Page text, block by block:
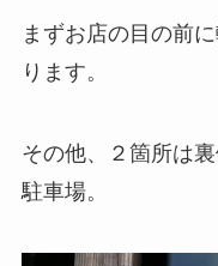
まずお店の目の前
ります。
その他、２箇所は
駐車場。